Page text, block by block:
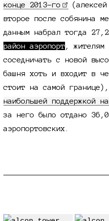
конце 2013-го
(алексей
второе после собянина
данным набрал тогда
район аэропорт , жителям
соседничать с новой
башня хоть и входит в
стоит на самой
наибольшей поддержкой
за него было отдано
аэропортовских.